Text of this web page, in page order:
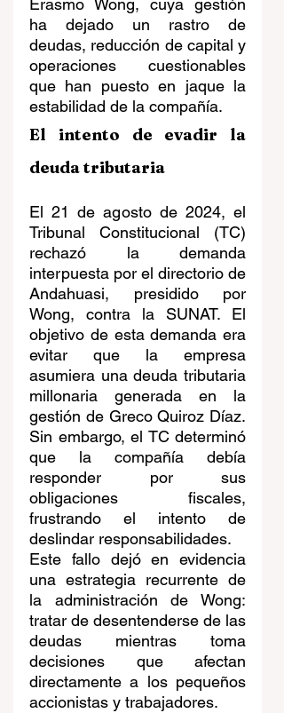
Erasmo Wong, cuya gestión
ha dejado un rastro de
deudas, reducción de capital y
operaciones cuestionables
que han puesto en jaque la
estabilidad de la compañía.
El intento de evadir la
deuda tributaria
El 21 de agosto de 2024, el
Tribunal Constitucional (TC)
rechazó la demanda
interpuesta por el directorio de
Andahuasi, presidido por
Wong, contra la SUNAT. El
objetivo de esta demanda era
evitar que la empresa
asumiera una deuda tributaria
millonaria generada en la
gestión de Greco Quiroz Díaz.
Sin embargo, el TC determinó
que la compañía debía
responder por sus
obligaciones fiscales,
frustrando el intento de
deslindar responsabilidades.
Este fallo dejó en evidencia
una estrategia recurrente de
la administración de Wong:
tratar de desentenderse de las
deudas mientras toma
decisiones que afectan
directamente a los pequeños
accionistas y trabajadores.